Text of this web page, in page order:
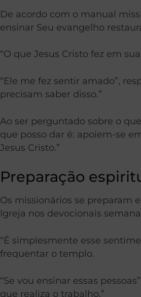
De acordo com o manual
ensinar Seu evangelho
“O que Jesus Cristo fez em
“Ele me fez sentir amado”,
precisam saber disso.”
Ao ser perguntado sobre o
que posso dar é: apoiem-se
Jesus Cristo.”
Preparação
Os missionários se preparam
Igreja nos devocionais
“É simplesmente esse
frequentar o templo.
“Se vou ensinar essas
que realiza o trabalho.”